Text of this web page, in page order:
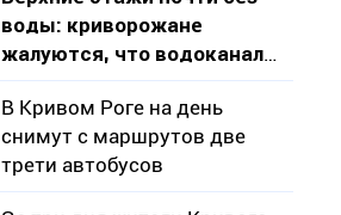
воды: криворожане
жалуются, что водоканал
не признает проблему
В Кривом Роге на день
снимут с маршрутов две
трети автобусов